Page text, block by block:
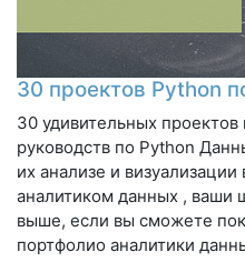
30 проектов Python
30 удивительных
руководств по Python
их анализе и
аналитиком данных , ваши
выше, если вы сможете
портфолио аналитики